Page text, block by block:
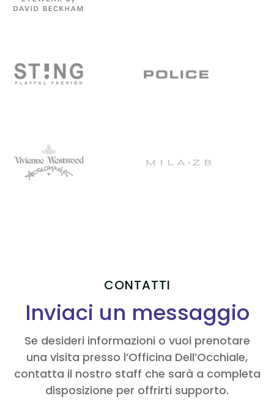
CONTATTI
Inviaci un messaggio
Se desideri informazioni o vuoi prenotare
una visita presso l’Officina Dell’Occhiale,
contatta il nostro staff che sarà a completa
disposizione per offrirti supporto.